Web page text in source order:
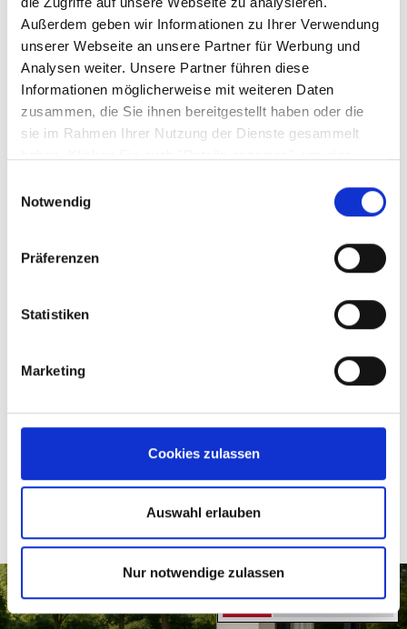
Außerdem geben wir Informationen zu Ihrer Verwendung
unserer Webseite an unsere Partner für Werbung und
Analysen weiter. Unsere Partner führen diese
Informationen möglicherweise mit weiteren Daten
zusammen, die Sie ihnen bereitgestellt haben oder die
sie im Rahmen Ihrer Nutzung der Dienste gesammelt
Information dazu und die Möglichkeit, Ihre Auswahl im
Notwendig
Präferenzen
Statistiken
Marketing
Cookies zulassen
Auswahl erlauben
Nur notwendige zulassen
Weitere Varianten und Ausführungen:
Produktgalerie überspringen